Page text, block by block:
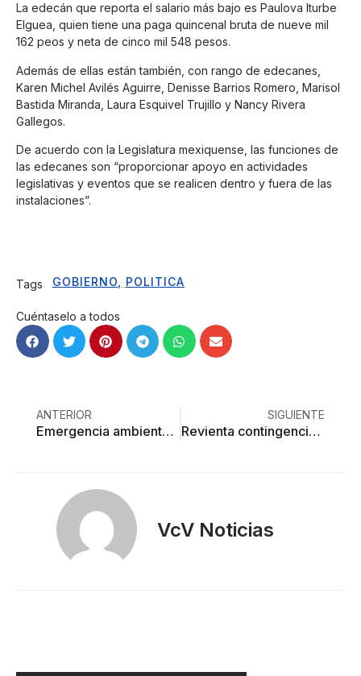
La edecán que reporta el salario más bajo es Paulova Iturbe
Elguea, quien tiene una paga quincenal bruta de nueve mil
162 peos y neta de cinco mil 548 pesos.
Además de ellas están también, con rango de edecanes,
Karen Michel Avilés Aguirre, Denisse Barrios Romero, Marisol
Bastida Miranda, Laura Esquivel Trujillo y Nancy Rivera
Gallegos.
De acuerdo con la Legislatura mexiquense, las funciones de
las edecanes son “proporcionar apoyo en actividades
legislativas y eventos que se realicen dentro y fuera de las
instalaciones”.
Tags GOBIERNO POLITICA
Cuéntaselo a todos
ANTERIOR
Emergencia ambiental: activan protocolo de Contingencia en Toluca
SIGUIENTE
Revienta contingencia ambiental con Fiesta de San Isidro
VcV Noticias